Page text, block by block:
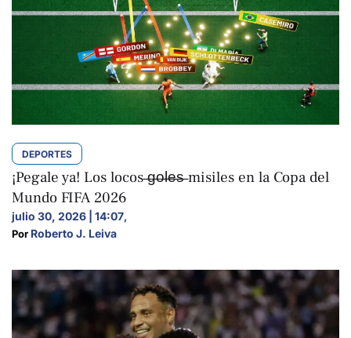
DEPORTES
¡Pegale ya! Los locos ̶g̶o̶l̶e̶s̶ misiles en la Copa del
Mundo FIFA 2026
julio 30, 2026 | 14:07,
Por Roberto J. Leiva